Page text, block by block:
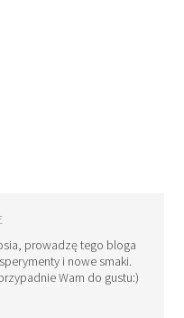
prowadzę tego bloga
i nowe smaki.
Wam do gustu:)